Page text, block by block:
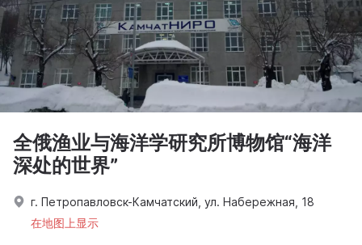
全俄渔业与海洋学研究所博物馆“海洋
深处的世界”
г. Петропавловск-Камчатский, ул. Набережная, 18
在地图上显示